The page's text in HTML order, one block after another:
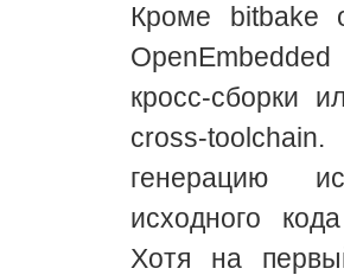
Кроме bitbake
кросс-сборки
cross-
генерацию
исходного
Хотя на